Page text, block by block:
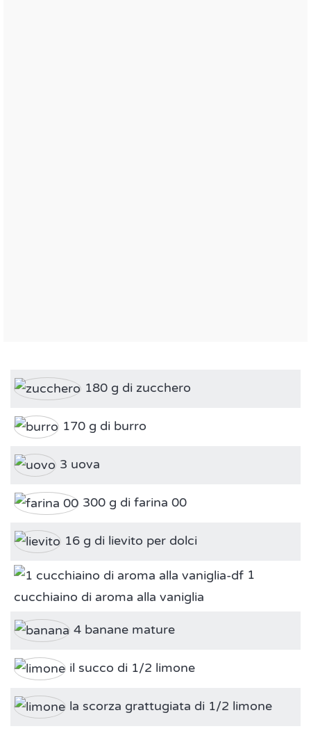
180 g di zucchero
170 g di burro
3 uova
300 g di farina 00
16 g di lievito per dolci
1
cucchiaino di aroma alla vaniglia
4 banane mature
il succo di 1/2 limone
la scorza grattugiata di 1/2 limone